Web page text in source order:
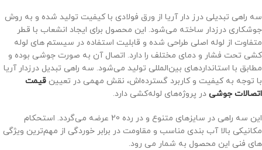
سه راهی تبدیلی درز دار آریا از ورق فولادی با کیفیت تولید شده و به روش
جوشکاری درزدار ساخته می‌شود. این محصول برای ایجاد انشعاب با قطر
متفاوت از لوله اصلی طراحی شده و قابلیت استفاده در سیستم‌ های لوله
‌کشی تحت فشار و دمای مختلف را دارد. اتصال آن به صورت جوشی بوده و
مطابق با استانداردهای بین‌المللی تولید می‌شود. سه راهی تبدیل درزدار آریا
با توجه به کیفیت و کاربرد گسترده‌اش، نقش مهمی در تعیین قیمت
اتصالات جوشی در پروژه‌های لوله‌کشی دارد.
این سه راهی در سایزهای متنوع و در رده‌ 20 عرضه می‌گردد. استحکام
مکانیکی بالا آب ‌بندی مناسب و مقاومت در برابر خوردگی از مهم‌ترین ویژگی‌
های فنی این محصول به شمار می ‌رود.